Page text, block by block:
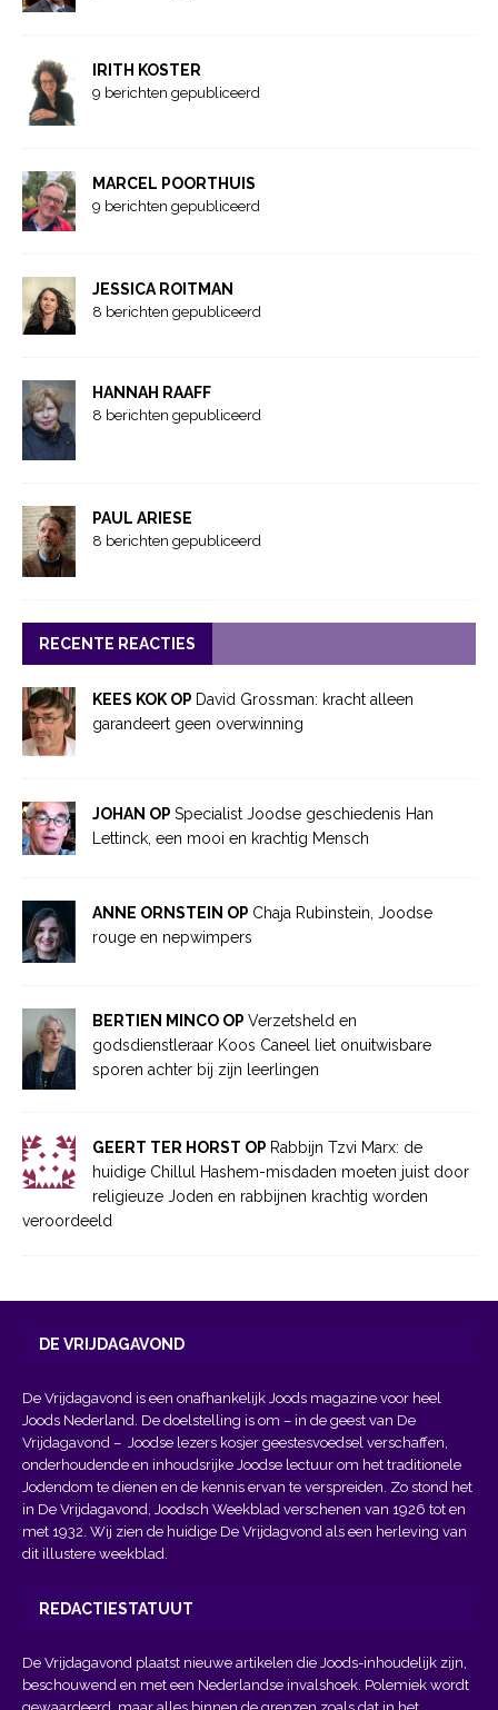
IRITH KOSTER
9 berichten gepubliceerd
MARCEL POORTHUIS
9 berichten gepubliceerd
JESSICA ROITMAN
8 berichten gepubliceerd
HANNAH RAAFF
8 berichten gepubliceerd
PAUL ARIESE
8 berichten gepubliceerd
RECENTE REACTIES
KEES KOK OP David Grossman: kracht alleen
garandeert geen overwinning
JOHAN OP Specialist Joodse geschiedenis Han
Lettinck, een mooi en krachtig Mensch
ANNE ORNSTEIN OP Chaja Rubinstein, Joodse
rouge en nepwimpers
BERTIEN MINCO OP Verzetsheld en
godsdienstleraar Koos Caneel liet onuitwisbare
sporen achter bij zijn leerlingen
GEERT TER HORST OP Rabbijn Tzvi Marx: de
huidige Chillul Hashem-misdaden moeten juist door
religieuze Joden en rabbijnen krachtig worden
veroordeeld
DE VRIJDAGAVOND
De Vrijdagavond is een onafhankelijk Joods magazine voor heel
Joods Nederland. De doelstelling is om – in de geest van De
Vrijdagavond – Joodse lezers kosjer geestesvoedsel verschaffen,
onderhoudende en inhoudsrijke Joodse lectuur om het traditionele
Jodendom te dienen en de kennis ervan te verspreiden. Zo stond het
in De Vrijdagavond, Joodsch Weekblad verschenen van 1926 tot en
met 1932. Wij zien de huidige De Vrijdagvond als een herleving van
dit illustere weekblad.
REDACTIESTATUUT
De Vrijdagavond plaatst nieuwe artikelen die Joods-inhoudelijk zijn,
beschouwend en met een Nederlandse invalshoek. Polemiek wordt